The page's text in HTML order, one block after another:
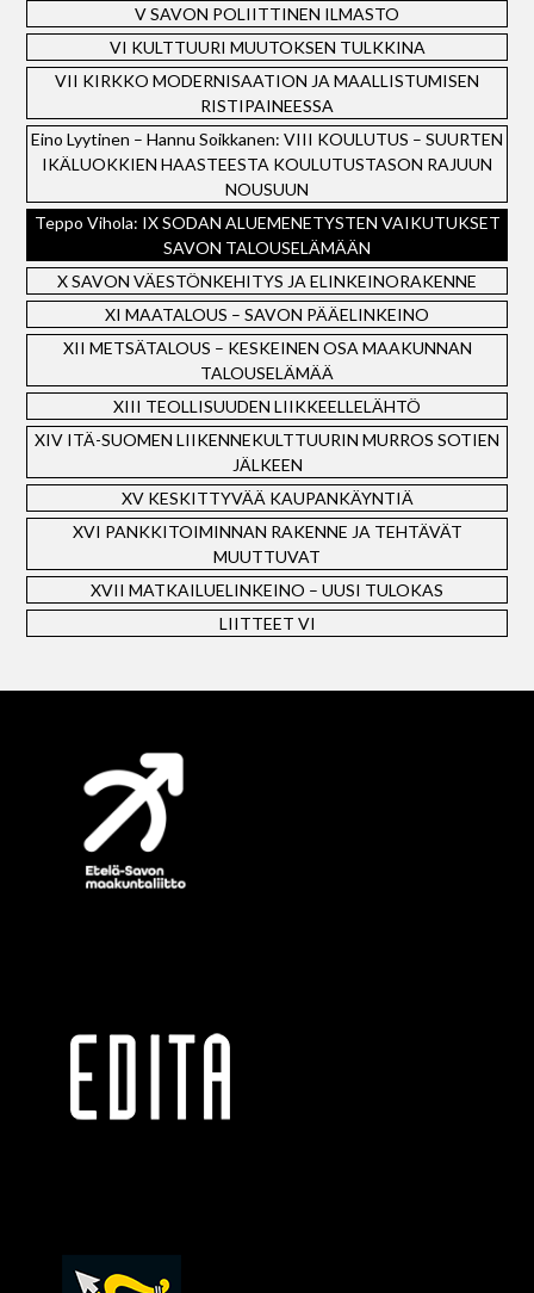
V SAVON POLIITTINEN ILMASTO
VI KULTTUURI MUUTOKSEN TULKKINA
VII KIRKKO MODERNISAATION JA MAALLISTUMISEN
RISTIPAINEESSA
Eino Lyytinen – Hannu Soikkanen: VIII KOULUTUS – SUURTEN
IKÄLUOKKIEN HAASTEESTA KOULUTUSTASON RAJUUN
NOUSUUN
Teppo Vihola: IX SODAN ALUEMENETYSTEN VAIKUTUKSET
SAVON TALOUSELÄMÄÄN
X SAVON VÄESTÖNKEHITYS JA ELINKEINORAKENNE
XI MAATALOUS – SAVON PÄÄELINKEINO
XII METSÄTALOUS – KESKEINEN OSA MAAKUNNAN
TALOUSELÄMÄÄ
XIII TEOLLISUUDEN LIIKKEELLELÄHTÖ
XIV ITÄ-SUOMEN LIIKENNEKULTTUURIN MURROS SOTIEN
JÄLKEEN
XV KESKITTYVÄÄ KAUPANKÄYNTIÄ
XVI PANKKITOIMINNAN RAKENNE JA TEHTÄVÄT
MUUTTUVAT
XVII MATKAILUELINKEINO – UUSI TULOKAS
LIITTEET VI